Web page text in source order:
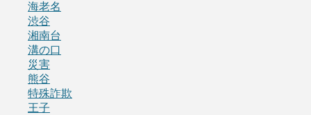
海老名
渋谷
湘南台
溝の口
災害
熊谷
特殊詐欺
王子